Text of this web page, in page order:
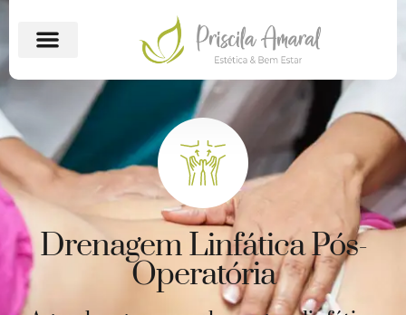
Drenagem Linfática Pós-
Operatória